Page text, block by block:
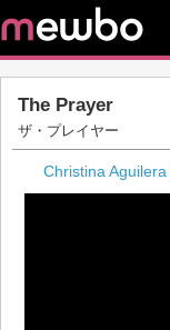
The Prayer
ザ・プレイヤー
Christina